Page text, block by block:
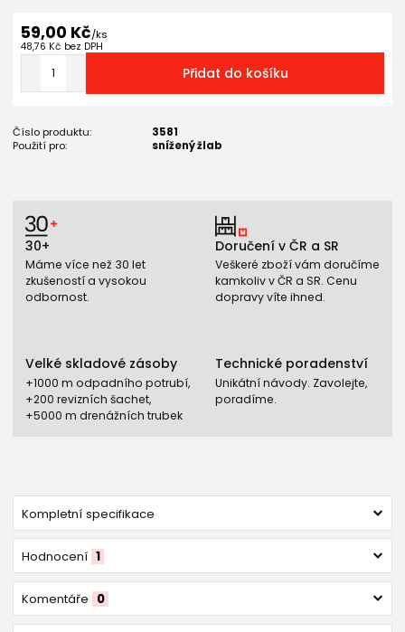
59,00 Kč/ks
48,76 Kč bez DPH
Přidat do košíku
Číslo produktu:
3581
Použití pro:
snížený žlab
30+
Máme více než 30 let
zkušeností a vysokou
odbornost.
Doručení v ČR a SR
Veškeré zboží vám doručíme
kamkoliv v ČR a SR. Cenu
dopravy víte ihned.
Velké skladové zásoby
+1000 m odpadního potrubí,
+200 revizních šachet,
+5000 m drenážních trubek
Technické poradenství
Unikátní návody. Zavolejte,
poradíme.
Kompletní specifikace
Hodnocení 1
Komentáře 0